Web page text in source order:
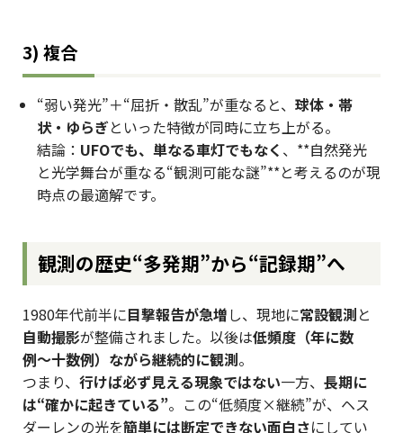
3) 複合
“弱い発光”＋“屈折・散乱”が重なると、 球体・帯
状・ゆらぎといった特徴が同時に立ち上がる。
結論： UFOでも、単なる車灯でもなく 、**自然発光
と光学舞台が重なる“観測可能な謎”**と考えるのが現
時点の最適解です。
観測の歴史――“多発期”から“記録期”へ
1980年代前半に目撃報告が急増し、現地に常設観測と
自動撮影が整備されました。以後は低頻度（年に数
例〜十数例）ながら継続的に観測。
つまり、 行けば必ず見える現象ではない一方、 長期に
は“確かに起きている”。この“低頻度×継続”が、ヘス
ダーレンの光を簡単には断定できない面白さにしてい